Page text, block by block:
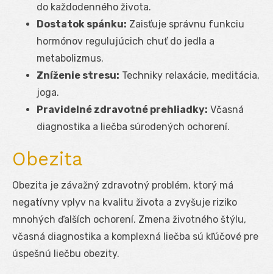
do každodenného života.
Dostatok spánku: Zaisťuje správnu funkciu
hormónov regulujúcich chuť do jedla a
metabolizmus.
Zníženie stresu: Techniky relaxácie, meditácia,
joga.
Pravidelné zdravotné prehliadky: Včasná
diagnostika a liečba súrodených ochorení.
Obezita
Obezita je závažný zdravotný problém, ktorý má
negatívny vplyv na kvalitu života a zvyšuje riziko
mnohých ďalších ochorení. Zmena životného štýlu,
včasná diagnostika a komplexná liečba sú kľúčové pre
úspešnú liečbu obezity.